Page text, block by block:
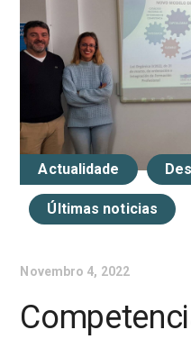
Actualidade
Últimas noticias
Novembro 4, 2022